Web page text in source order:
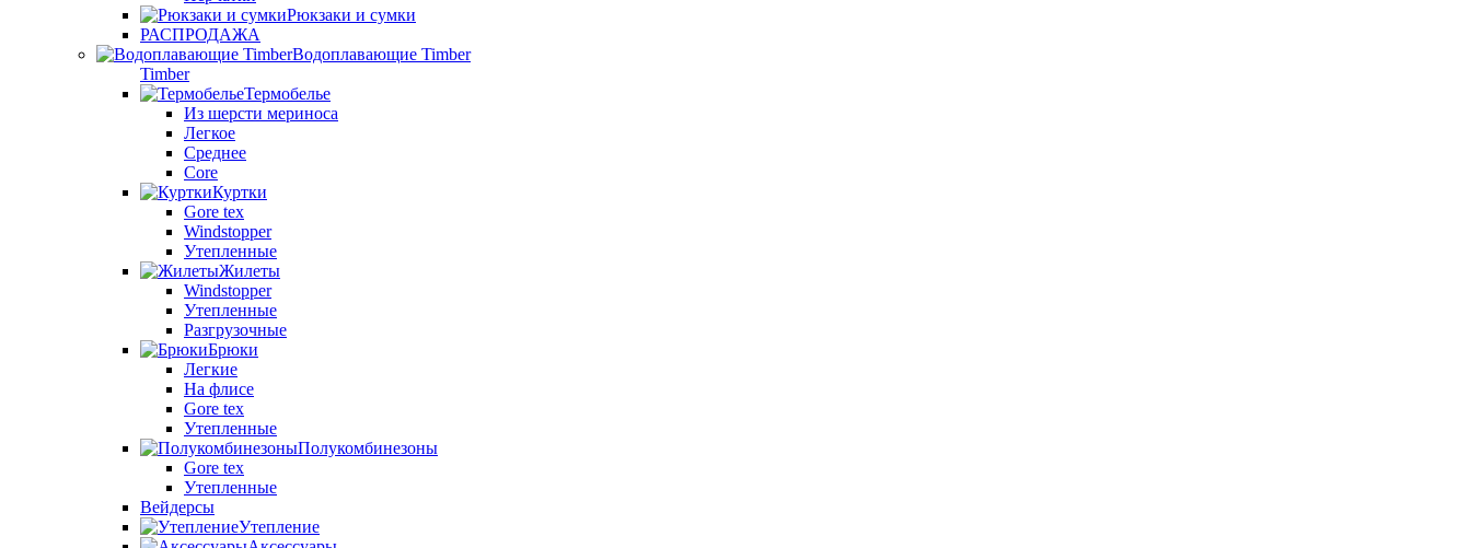
Рюкзаки и сумки
РАСПРОДАЖА
Водоплавающие Timber
Timber
Термобелье
Из шерсти мериноса
Легкое
Среднее
Core
Куртки
Gore tex
Windstopper
Утепленные
Жилеты
Windstopper
Утепленные
Разгрузочные
Брюки
Легкие
На флисе
Gore tex
Утепленные
Полукомбинезоны
Gore tex
Утепленные
Вейдерсы
Утепление